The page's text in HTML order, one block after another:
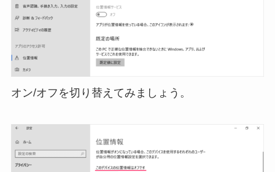
オン/オフを切り替えてみましょう。